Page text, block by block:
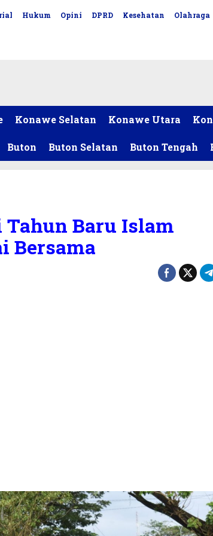
Hukum Opini DPRD Kesehatan Olahraga
Konawe Selatan Konawe Utara
Buton Buton Selatan Buton Tengah
Baru Islam
Bersama